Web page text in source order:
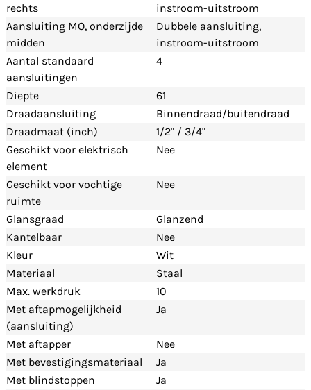
rechts
instroom-uitstroom
Aansluiting MO, onderzijde
midden
Dubbele aansluiting,
instroom-uitstroom
Aantal standaard
aansluitingen
4
Diepte
61
Draadaansluiting
Binnendraad/buitendraad
Draadmaat (inch)
1/2" / 3/4"
Geschikt voor elektrisch
element
Nee
Geschikt voor vochtige
ruimte
Nee
Glansgraad
Glanzend
Kantelbaar
Nee
Kleur
Wit
Materiaal
Staal
Max. werkdruk
10
Met aftapmogelijkheid
(aansluiting)
Ja
Met aftapper
Nee
Met bevestigingsmateriaal
Ja
Met blindstoppen
Ja